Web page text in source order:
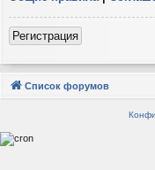
Регистрация
Список форумов